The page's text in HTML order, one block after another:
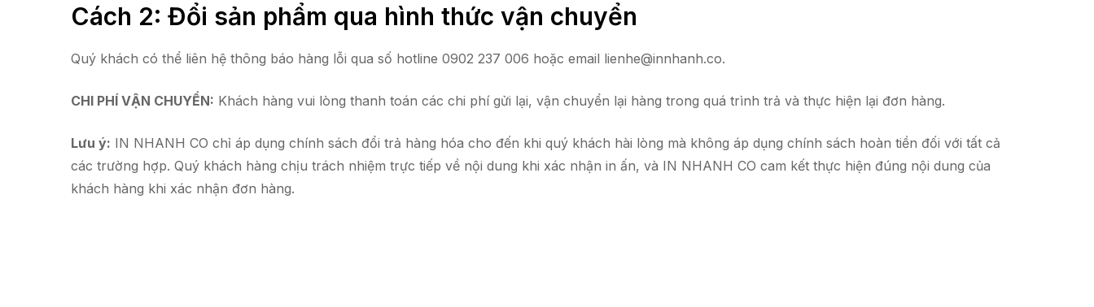
Cách 2: Đổi sản phẩm qua hình thức vận chuyển
Quý khách có thể liên hệ thông báo hàng lỗi qua số hotline 0902 237 006 hoặc email lienhe@innhanh.co.
CHI PHÍ VẬN CHUYỂN: Khách hàng vui lòng thanh toán các chi phí gửi lại, vận chuyển lại hàng trong quá trình trả và thực hiện lại đơn hàng.
Lưu ý: IN NHANH CO chỉ áp dụng chính sách đổi trả hàng hóa cho đến khi quý khách hài lòng mà không áp dụng chính sách hoàn tiền đối với tất cả
các trường hợp. Quý khách hàng chịu trách nhiệm trực tiếp về nội dung khi xác nhận in ấn, và IN NHANH CO cam kết thực hiện đúng nội dung của
khách hàng khi xác nhận đơn hàng.